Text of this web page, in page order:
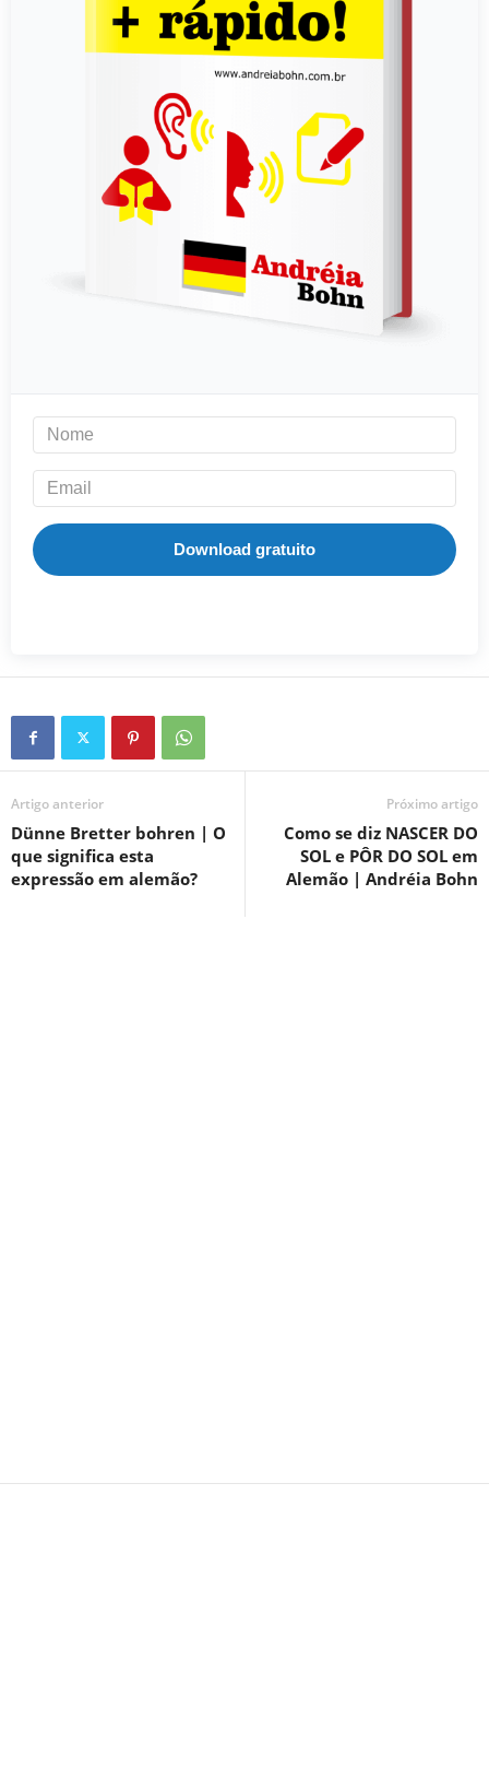
Download gratuito
Artigo anterior
Dünne Bretter bohren | O
que significa esta
expressão em alemão?
Próximo artigo
Como se diz NASCER DO
SOL e PÔR DO SOL em
Alemão | Andréia Bohn